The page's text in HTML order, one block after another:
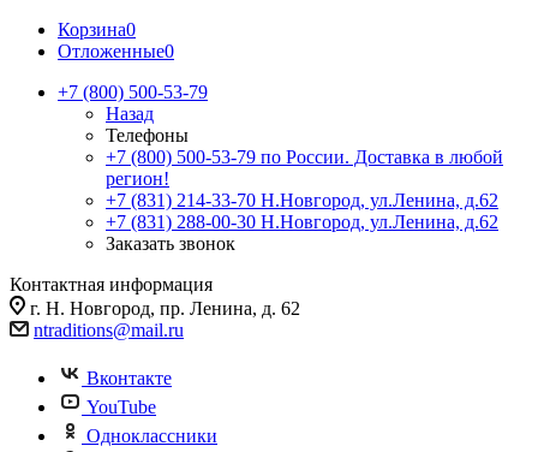
Корзина0
Отложенные0
+7 (800) 500-53-79
Назад
Телефоны
+7 (800) 500-53-79 по России. Доставка в любой
регион!
+7 (831) 214-33-70 Н.Новгород, ул.Ленина, д.62
+7 (831) 288-00-30 Н.Новгород, ул.Ленина, д.62
Заказать звонок
Контактная информация
г. Н. Новгород, пр. Ленина, д. 62
ntraditions@mail.ru
Вконтакте
YouTube
Одноклассники